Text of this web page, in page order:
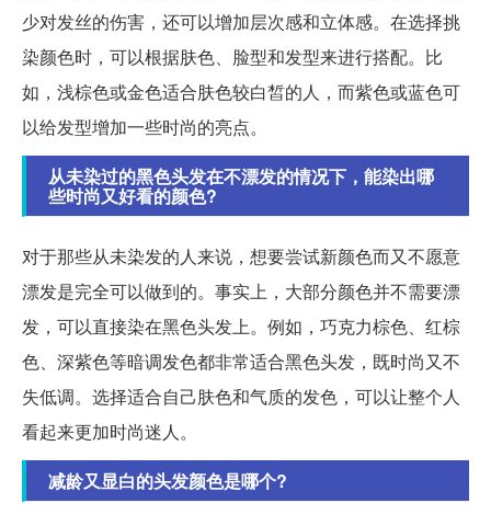
少对发丝的伤害，还可以增加层次感和立体感。在选择挑
染颜色时，可以根据肤色、脸型和发型来进行搭配。比
如，浅棕色或金色适合肤色较白皙的人，而紫色或蓝色可
以给发型增加一些时尚的亮点。
从未染过的黑色头发在不漂发的情况下，能染出哪
些时尚又好看的颜色?
对于那些从未染发的人来说，想要尝试新颜色而又不愿意
漂发是完全可以做到的。事实上，大部分颜色并不需要漂
发，可以直接染在黑色头发上。例如，巧克力棕色、红棕
色、深紫色等暗调发色都非常适合黑色头发，既时尚又不
失低调。选择适合自己肤色和气质的发色，可以让整个人
看起来更加时尚迷人。
减龄又显白的头发颜色是哪个?